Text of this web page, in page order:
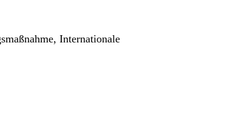
Internationale